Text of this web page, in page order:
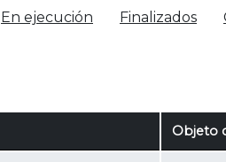
En ejecución Finalizados
Objeto